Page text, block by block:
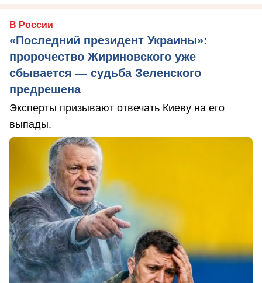
В России
«Последний президент Украины»:
пророчество Жириновского уже
сбывается — судьба Зеленского
предрешена
Эксперты призывают отвечать Киеву на его
выпады.